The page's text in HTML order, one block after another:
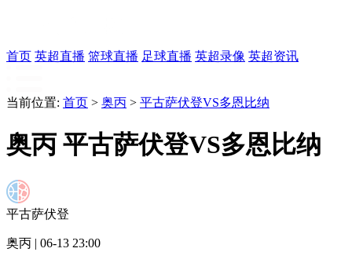
首页 英超直播 篮球直播 足球直播 英超录像 英超资讯
当前位置: 首页 > 奥丙 > 平古萨伏登VS多恩比纳
奥丙 平古萨伏登VS多恩比纳
平古萨伏登
奥丙 | 06-13 23:00